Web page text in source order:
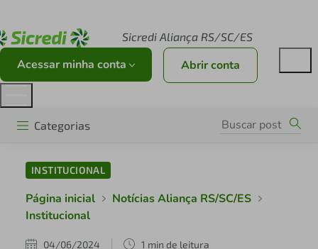
Sicredi Aliança RS/SC/ES
Acessar minha conta Abrir conta
Categorias
INSTITUCIONAL
Página inicial
Notícias Aliança RS/SC/ES
Institucional
04/06/2024 1 min de leitura